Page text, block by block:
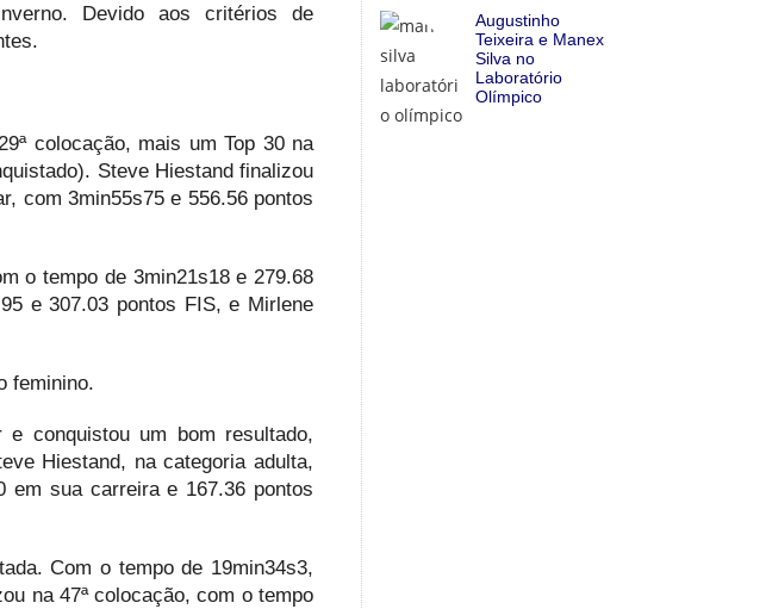
Devido aos critérios de
colocação, mais um Top 30 na
Steve Hiestand finalizou
com 3min55s75 e 556.56 pontos
o tempo de 3min21s18 e 279.68
e 307.03 pontos FIS, e Mirlene
feminino.
conquistou um bom resultado,
Hiestand, na categoria adulta,
em sua carreira e 167.36 pontos
Com o tempo de 19min34s3,
na 47ª colocação, com o tempo
Augustinho
Teixeira e Manex
Silva no
Laboratório
Olímpico